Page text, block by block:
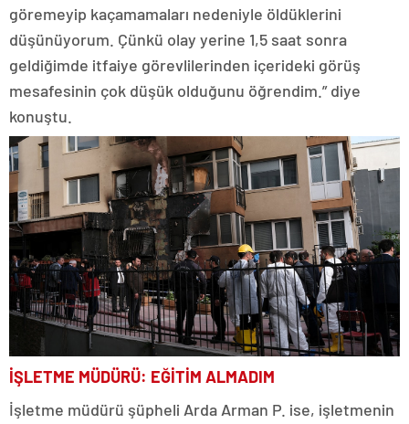
göremeyip kaçamamaları nedeniyle öldüklerini
düşünüyorum. Çünkü olay yerine 1,5 saat sonra
geldiğimde itfaiye görevlilerinden içerideki görüş
mesafesinin çok düşük olduğunu öğrendim.” diye
konuştu.
İŞLETME MÜDÜRÜ: EĞİTİM ALMADIM
İşletme müdürü şüpheli Arda Arman P. ise, işletmenin